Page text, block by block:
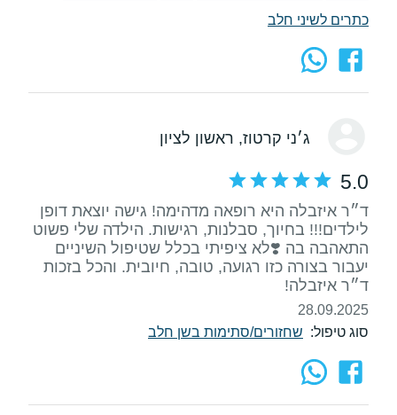
כתרים לשיני חלב
ג׳ני קרטוז, ראשון לציון
5.0
ד״ר איזבלה היא רופאה מדהימה! גישה יוצאת דופן
לילדים!!! בחיוך, סבלנות, רגישות. הילדה שלי פשוט
התאהבה בה ❣️לא ציפיתי בכלל שטיפול השיניים
יעבור בצורה כזו רגועה, טובה, חיובית. והכל בזכות
ד״ר איזבלה!
28.09.2025
סוג טיפול: שחזורים/סתימות בשן חלב